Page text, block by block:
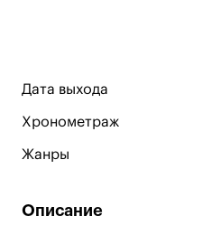
Дата выхода
Хронометраж
Жанры
Описание